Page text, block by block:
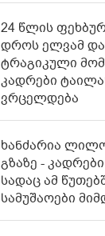
24 წლის
დროს ელვამ
ტრაგიკული
კადრები
ვრცელდება
ხანძარია
გზაზე -
სადაც ამ
სამუშაოები